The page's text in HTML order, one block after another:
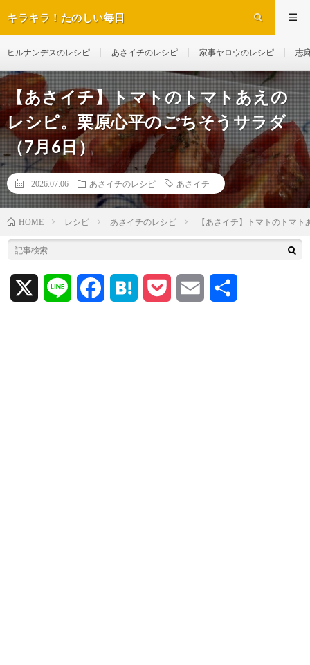
キラキラ！たのしい毎日
ヒルナンデスのレシピ あさイチのレシピ 家事ヤロウのレシピ 志
【あさイチ】トマトのトマトあえの
レシピ。栗原心平のごちそうサラダ
（7月6日）
2026.07.06 あさイチのレシピ あさイチ
HOME レシピ あさイチのレシピ 【あさイチ】トマトのトマ